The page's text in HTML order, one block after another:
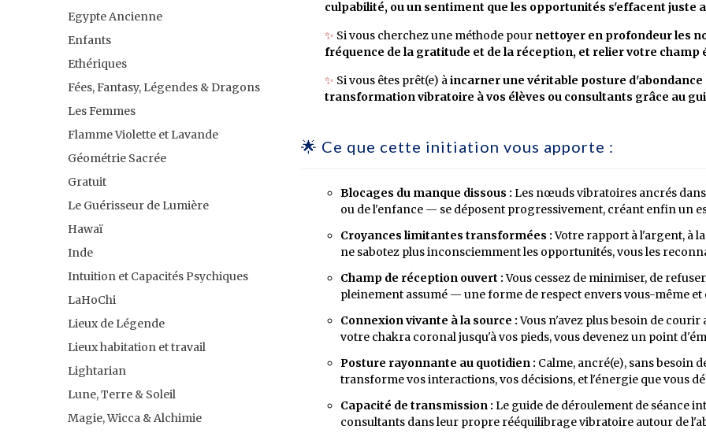
Egypte Ancienne
Enfants
Ethériques
Fées, Fantasy, Légendes & Dragons
Les Femmes
Flamme Violette et Lavande
Géométrie Sacrée
Gratuit
Le Guérisseur de Lumière
Hawaï
Inde
Intuition et Capacités Psychiques
LaHoChi
Lieux de Légende
Lieux habitation et travail
Lightarian
Lune, Terre & Soleil
Magie, Wicca & Alchimie
culpabilité, ou un sentiment que les opportunités s'effacent juste
✨ Si vous cherchez une méthode pour nettoyer en profondeur les
fréquence de la gratitude et de la réception, et relier votre champ
✨ Si vous êtes prêt(e) à incarner une véritable posture
transformation vibratoire à vos élèves ou consultants grâce au
🌟 Ce que cette initiation vous apporte :
Blocages du manque dissous : Les nœuds vibratoires ancrés
ou de l'enfance — se déposent progressivement, créant enfin un
Croyances limitantes transformées :Votre rapport à l'argent, à
ne sabotez plus inconsciemment les opportunités, vous les
Champ de réception ouvert :Vous cessez de minimiser, de
pleinement assumé — une forme de respect envers vous-même et
Connexion vivante à la source :Vous n'avez plus besoin de
votre chakra coronal jusqu'à vos pieds, vous devenez un point
Posture rayonnante au quotidien : Calme, ancré(e), sans besoin
transforme vos interactions, vos décisions, et l'énergie que vous
Capacité de transmission : Le guide de déroulement de séance
consultants dans leur propre rééquilibrage vibratoire autour de